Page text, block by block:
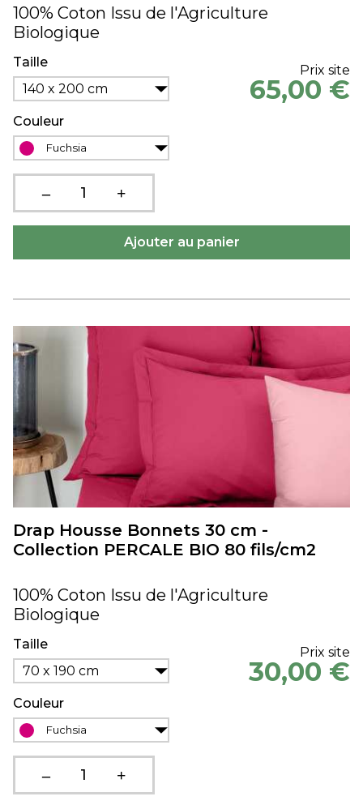
100% Coton Issu de l'Agriculture
Biologique
Taille
140 x 200 cm
Couleur
Fuchsia
Prix site
65,00 €
Drap Housse Bonnets 30 cm -
Collection PERCALE BIO 80 fils/cm2
100% Coton Issu de l'Agriculture
Biologique
Taille
70 x 190 cm
Couleur
Fuchsia
Prix site
30,00 €